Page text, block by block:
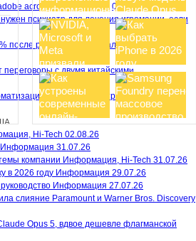
Вселенная Cyberpunk 2077
обзаведется анимационными
проектами, но ждать второй сезон
Edgerunners не стоитВ сентябре
2022 года на Netflix вышел аниме-
сериал Cyberpunk: Edgerunners,
получивший 100% свежести от
критиков и 95%...
Вышел первый трейлер аниме
«Терминатор Зеро»Netflix
представил первый тизер-трейлер
будущего аниме - «Терминатор
эпизодов...
acrobat Информация 06.08.26
психиатр для лечения игромании, если
после рекордного квартального отчета
переговоры с двумя китайскими
окупается быстрее всего
Hi-Tech 02.08.26
Информация 31.07.26
компании Информация, Hi-Tech 31.07.26
в 2026 году Информация 29.07.26
Информация 27.07.26
слияние Paramount и Warner Bros. Discovery
Opus 5, вдвое дешевле флагманской